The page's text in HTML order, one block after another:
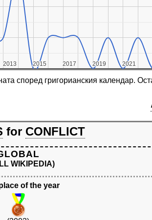
2013
2013 2015
2015 2017
2017 2019
2019 2021
2021
според григорианския календар.
for CONFLICT
WIKIPEDIA)
of the year